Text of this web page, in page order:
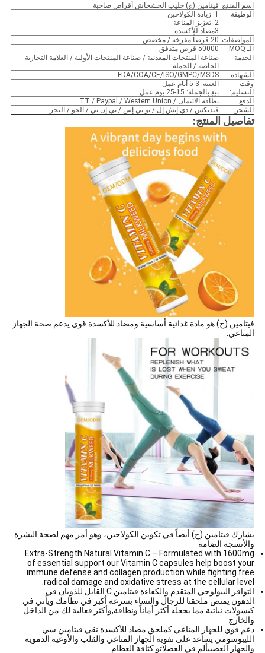
اسم المنتج فيتامين (ج) حليب الخشخاش أقراص صاخبة
الوظيفة
1. زيادة الكولاجين
2. تعزيز المناعة
3مضاد للأكسدة
المواصفات 20 قرصاً مفرخة / مخصص
الـ MOQ
50000 قرص متدفق
الخدمة
صناعة المنتجات المعدنية / صناعة المنتجات الأولية / العلامة التجارية
الخاصة / الجملة
الشهادة
FDA/COA/CE/ISO/GMPC/MSDS
وقت
التسليم:
العينة: 3-5 أيام عمل
بيع بالجملة: 15-25 يوم عمل
الدفع
بطاقة الائتمان / TT / Paypal / Western Union
الشحن
فيديكس / دي إتش إل / يو بي إس / تي إن تي / الجو / البحر
تفاصيل المنتج:
فيتامين (ج) هو مادة غذائية أساسية ومضاد للأكسدة قوي يدعم صحة الجهاز
المناعي.
يشارك فيتامين (ج) أيضاً في تكوين الكولاجين، وهو أمر مهم لصحة البشرة
والأنسجة الضامة
Extra-Strength Natural Vitamin C – Formulated with 1600mg
of essential support our Vitamin C capsules help boost your
immune defense and collagen production while fighting free
radical damage and oxidative stress at the cellular level.
التوافر البيولوجي المتقدم والكفاءة فيتامين C القابل للذوبان في
الدهون يمتص ملحقنا للرجال والنساء بسرعة أكبر في نظامك ويأتي في
كبسولات نباتية مما يجعله أكثر أماناً ونظافة,وأكثر فعالية لك من الداخل
والخارج
دعم قوي للجهاز المناعي كملحق مضاد للأكسدة نقي فيتامين سي
الليبوسومي يساعد على تقوية الجهاز المناعي والقلب والأوعية الدموية
والجهاز العصبيألم في العضلاتو كثافة العظام